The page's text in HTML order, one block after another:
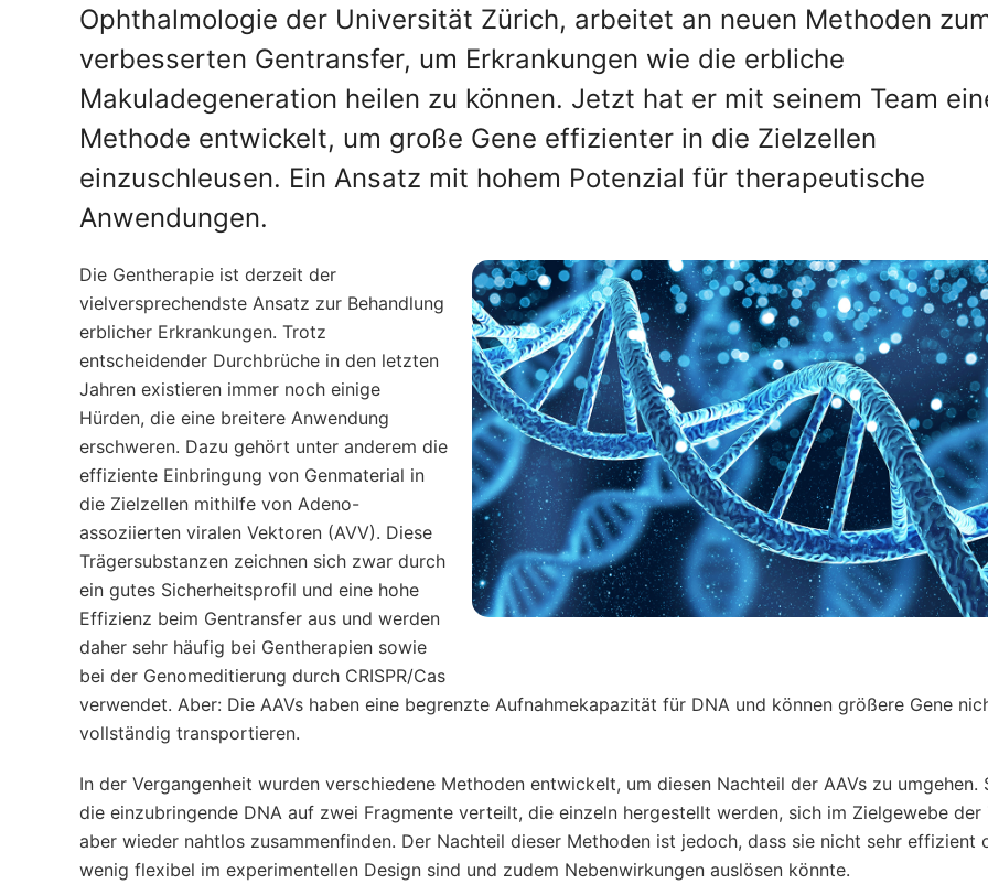
Ophthalmologie der Universität Zürich, arbeitet an neuen Methoden
verbesserten Gentransfer, um Erkrankungen wie die erbliche
Makuladegeneration heilen zu können. Jetzt hat er mit seinem Team
Methode entwickelt, um große Gene effizienter in die Zielzellen
einzuschleusen. Ein Ansatz mit hohem Potenzial für therapeutische
Anwendungen.
Die Gentherapie ist derzeit der
vielversprechendste Ansatz zur Behandlung
erblicher Erkrankungen. Trotz
entscheidender Durchbrüche in den letzten
Jahren existieren immer noch einige
Hürden, die eine breitere Anwendung
erschweren. Dazu gehört unter anderem die
effiziente Einbringung von Genmaterial in
die Zielzellen mithilfe von Adeno-
assoziierten viralen Vektoren (AVV). Diese
Trägersubstanzen zeichnen sich zwar durch
ein gutes Sicherheitsprofil und eine hohe
Effizienz beim Gentransfer aus und werden
daher sehr häufig bei Gentherapien sowie
bei der Genomeditierung durch CRISPR/Cas
verwendet. Aber: Die AAVs haben eine begrenzte Aufnahmekapazität für DNA und können größere Gene
vollständig transportieren.
In der Vergangenheit wurden verschiedene Methoden entwickelt, um diesen Nachteil der AAVs zu umgehen.
die einzubringende DNA auf zwei Fragmente verteilt, die einzeln hergestellt werden, sich im Zielgewebe der
aber wieder nahtlos zusammenfinden. Der Nachteil dieser Methoden ist jedoch, dass sie nicht sehr effizient
wenig flexibel im experimentellen Design sind und zudem Nebenwirkungen auslösen könnte.